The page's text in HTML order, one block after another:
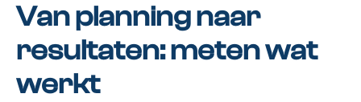
Van planning naar
resultaten: meten wat
werkt